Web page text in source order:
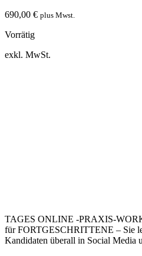
690,00 € plus Mwst.
Vorrätig
exkl. MwSt.
TAGES ONLINE -PRAXIS-
für FORTGESCHRITTENE – Sie
Kandidaten überall in Social Media